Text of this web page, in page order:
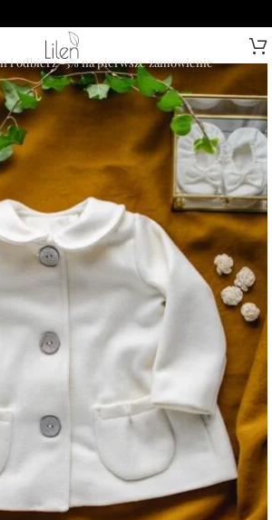
i odbierz -5% na pierwsze zamówienie